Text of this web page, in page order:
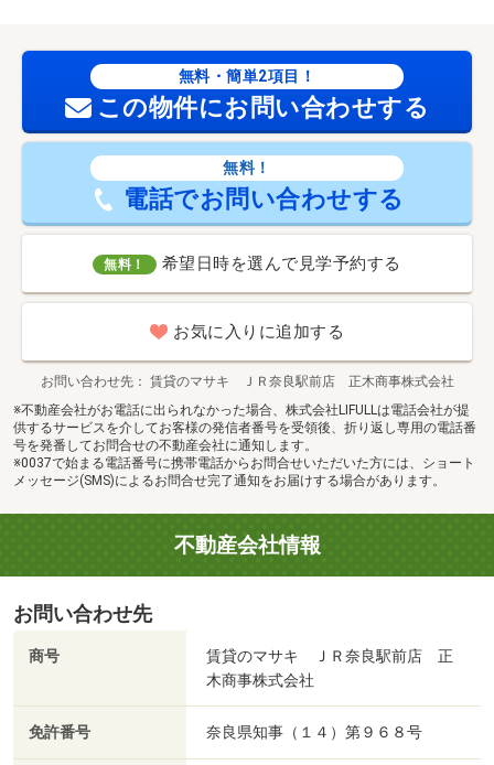
無料・簡単2項目！
この物件にお問い合わせする
無料！
電話でお問い合わせする
無料！ 希望日時を選んで見学予約する
お気に入りに追加する
お問い合わせ先
賃貸のマサキ ＪＲ奈良駅前店 正木商事株式会社
※不動産会社がお電話に出られなかった場合、株式会社LIFULLは電話会社が提
供するサービスを介してお客様の発信者番号を受領後、折り返し専用の電話番
号を発番してお問合せの不動産会社に通知します。
※0037で始まる電話番号に携帯電話からお問合せいただいた方には、ショート
メッセージ(SMS)によるお問合せ完了通知をお届けする場合があります。
不動産会社情報
お問い合わせ先
商号
賃貸のマサキ ＪＲ奈良駅前店 正
木商事株式会社
免許番号 奈良県知事（１４）第９６８号